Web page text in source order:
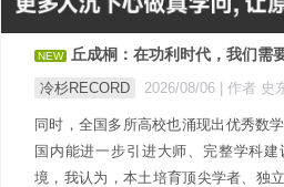
NEW 丘成桐：在功利时代，我们需
冷杉RECORD 2026/08/06 | 作者 史
同时，全国多所高校也涌现出优秀数
国内能进一步引进大师、完整学科
境，我认为，本土培育顶尖学者、独